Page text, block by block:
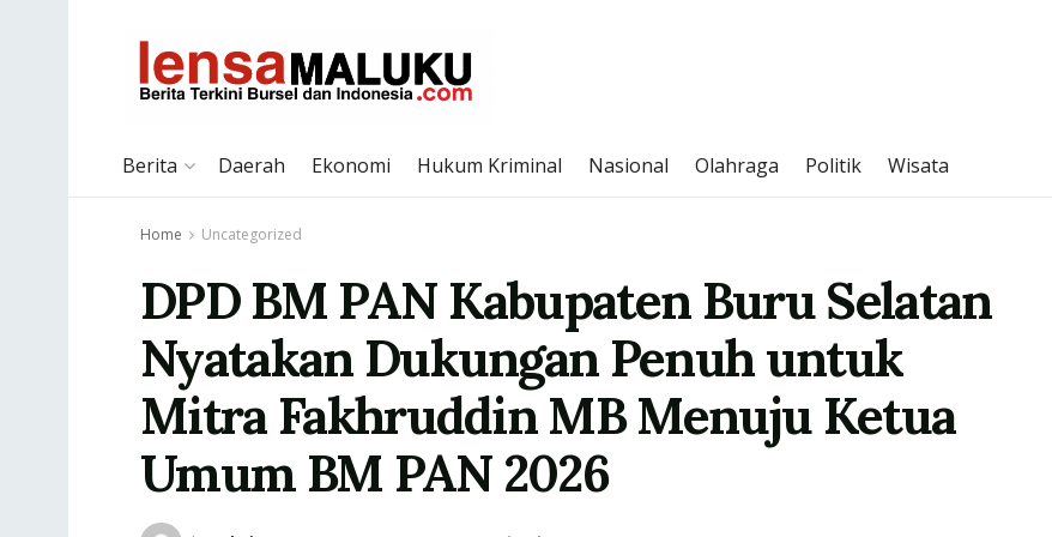
Berita Daerah Ekonomi Hukum Kriminal Nasional Olahraga Politik Wisata
Home Uncategorized
DPD BM PAN Kabupaten Buru Selatan
Nyatakan Dukungan Penuh untuk
Mitra Fakhruddin MB Menuju Ketua
Umum BM PAN 2026